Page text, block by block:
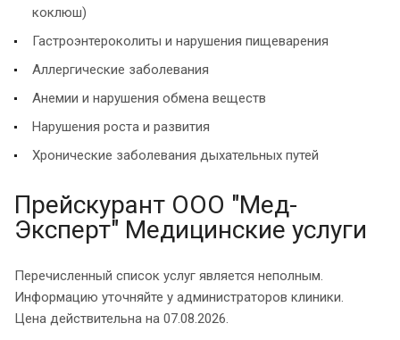
коклюш)
Гастроэнтероколиты и нарушения пищеварения
Аллергические заболевания
Анемии и нарушения обмена веществ
Нарушения роста и развития
Хронические заболевания дыхательных путей
Прейскурант ООО "Мед-
Эксперт" Медицинские услуги
Перечисленный список услуг является неполным.
Информацию уточняйте у администраторов клиники.
Цена действительна на 07.08.2026.